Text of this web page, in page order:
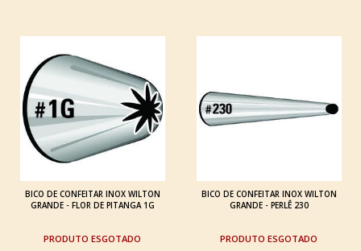
BICO DE CONFEITAR INOX WILTON
GRANDE - FLOR DE PITANGA 1G
ESGOTADO
BICO DE CONFEITAR INOX WILTON
GRANDE - PERLÊ 230
ESGOTADO